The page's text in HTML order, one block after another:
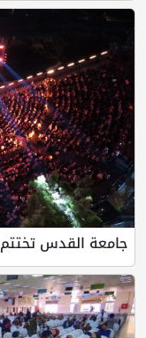
جامعة القدس